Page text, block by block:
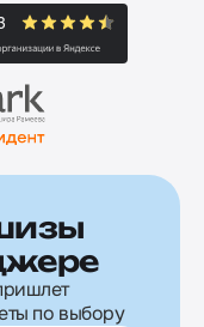
по выбору